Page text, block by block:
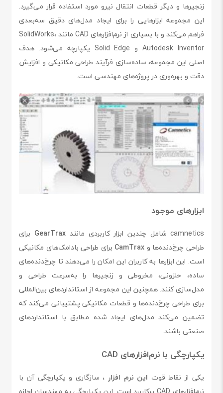
زنجیرها و دیگر قطعات انتقال نیرو مورد استفاده قرار می‌گیرد.
این مجموعه ابزارهایی را برای ایجاد مدل‌های دقیق سه‌بعدی
فراهم می‌کند و با بسیاری از نرم‌افزارهای CAD مانند SolidWorks،
Autodesk Inventor و Solid Edge یکپارچه می‌شود. هدف
اصلی این مجموعه، ساده‌سازی فرآیند طراحی مکانیکی و افزایش
دقت و بهره‌وری در پروژه‌های مهندسی است.
ابزارهای موجود
camnetics شامل چندین ابزار کاربردی مانند GearTrax برای
طراحی چرخ‌دنده‌ها و CamTrax برای طراحی بادامک‌های مکانیکی
است. این ابزارها به کاربران این امکان را می‌دهند تا چرخ‌دنده‌های
ساده، حلزونی، مخروطی و زنجیرها را به‌سرعت طراحی و
مدل‌سازی کنند. همچنین این مجموعه از استانداردهای بین‌المللی
برای طراحی چرخ‌دنده‌ها و قطعات مکانیکی پشتیبانی می‌کند که
تضمین می‌کند مدل‌های ایجاد شده مطابق با استانداردهای
صنعتی باشند.
یکپارچگی با نرم‌افزارهای CAD
یکی از نقاط قوت این نرم افزار ، سازگاری و یکپارچگی آن با